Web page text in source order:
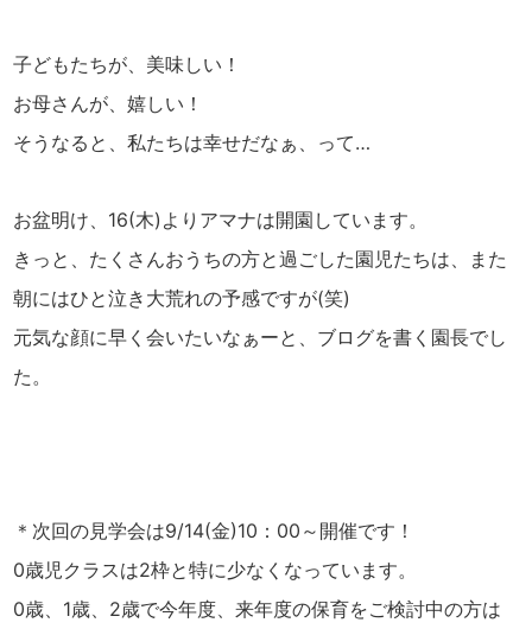
子どもたちが、美味しい！
お母さんが、嬉しい！
そうなると、私たちは幸せだなぁ、って…
お盆明け、16(木)よりアマナは開園しています。
きっと、たくさんおうちの方と過ごした園児たちは、また
朝にはひと泣き大荒れの予感ですが(笑)
元気な顔に早く会いたいなぁーと、ブログを書く園長でし
た。
＊次回の見学会は9/14(金)10：00～開催です！
0歳児クラスは2枠と特に少なくなっています。
0歳、1歳、2歳で今年度、来年度の保育をご検討中の方は